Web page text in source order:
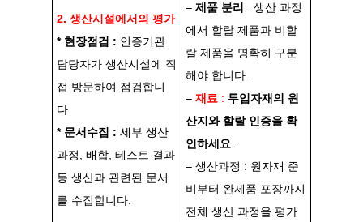
2. 생산시설에서의 평가
* 현장점검 : 인증기관
담당자가 생산시설에 직
접 방문하여 점검합니
다.
* 문서수집 : 세부 생산
과정, 배합, 테스트 결과
등 생산과 관련된 문서
를 수집합니다.
– 제품 분리 : 생산 과정
에서 할랄 제품과 비할
랄 제품을 명확히 구분
해야 합니다.
– 재료 : 투입자재의 원
산지와 할랄 인증을 확
인하세요 .
– 생산과정 : 원자재 준
비부터 완제품 포장까지
전체 생산 과정을 평가